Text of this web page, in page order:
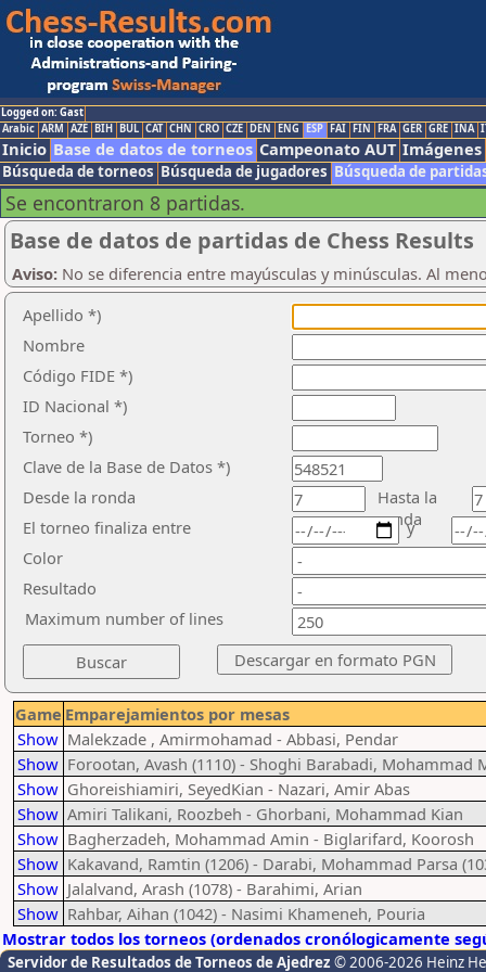
Logged on: Gast
Arabic ARM AZE BIH BUL CAT CHN CRO CZE DEN ENG ESP FAI FIN FRA GER GRE INA
Inicio Base de datos de torneos Campeonato AUT Imágenes
Búsqueda de torneos Búsqueda de jugadores Búsqueda de
Se encontraron 8 partidas.
Base de datos de partidas de Chess Results
Aviso: No se diferencia entre mayúsculas y minúsculas. Al
Apellido *)
Nombre
Código FIDE *)
ID Nacional *)
Torneo *)
Clave de la Base de Datos *)
Desde la ronda
Hasta la
ronda
El torneo finaliza entre
Color
Resultado
y
Maximum number of lines
Game Emparejamientos por mesas
Show Malekzade , Amirmohamad - Abbasi, Pendar
Show Forootan, Avash (1110) - Shoghi Barabadi, Mohammad
Show Ghoreishiamiri, SeyedKian - Nazari, Amir Abas
Show Amiri Talikani, Roozbeh - Ghorbani, Mohammad Kian
Show Bagherzadeh, Mohammad Amin - Biglarifard, Koorosh
Show Kakavand, Ramtin (1206) - Darabi, Mohammad Parsa
Show Jalalvand, Arash (1078) - Barahimi, Arian
Show Rahbar, Aihan (1042) - Nasimi Khameneh, Pouria
Mostrar todos los torneos (ordenados cronólogicamente
Servidor de Resultados de Torneos de Ajedrez © 2006-2026 Heinz